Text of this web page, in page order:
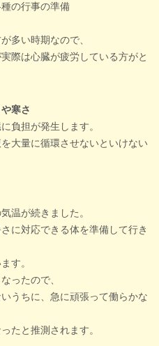
の行事の準備
多い時期なので、
際は心臓が疲労している方がと
寒さ
負担が発生します。
大量に循環させないといけない
温が続きました。
に対応できる体を準備して行き
す。
ったので、
うちに、急に頑張って働らかな
たと推測されます。